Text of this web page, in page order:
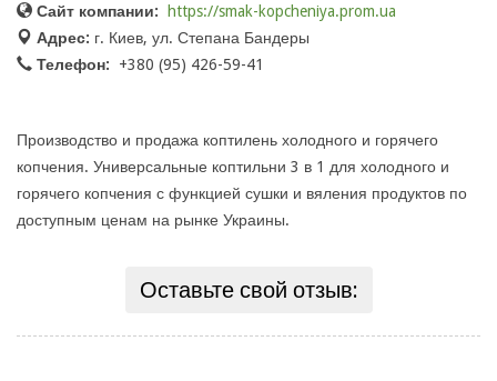
Сайт компании:
https://smak-kopcheniya.prom.ua
Адрес: г. Киев, ул. Степана Бандеры
Телефон:
+380 (95) 426-59-41
Производство и продажа коптилень холодного и горячего
копчения. Универсальные коптильни 3 в 1 для холодного и
горячего копчения с функцией сушки и вяления продуктов по
доступным ценам на рынке Украины.
Оставьте свой отзыв: